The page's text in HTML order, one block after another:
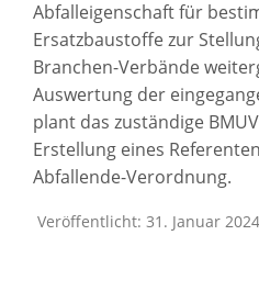
Abfalleigenschaft für
Ersatzbaustoffe zur
Branchen-Verbände
Auswertung der
plant das zuständige
Erstellung eines
Abfallende-Verordnung.
Veröffentlicht: 31. Januar 2024